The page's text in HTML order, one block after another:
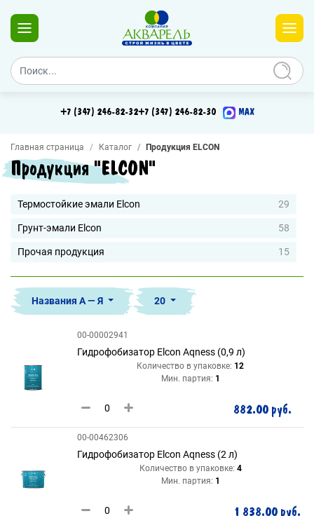
+7 (347) 246-82-32+7 (347) 246-82-30 MAX
Главная страница Каталог Продукция ELCON
Продукция "ELCON"
Термостойкие эмали Elcon 29
Грунт-эмали Elcon 58
Прочая продукция 15
Названия А — Я 20
00-00002941
Гидрофобизатор Elcon Aqness (0,9 л)
Количество в упаковке: 12
Мин. партия: 1
882.00 руб.
00-00462306
Гидрофобизатор Elcon Aqness (2 л)
Количество в упаковке: 4
Мин. партия: 1
1 838.00 руб.